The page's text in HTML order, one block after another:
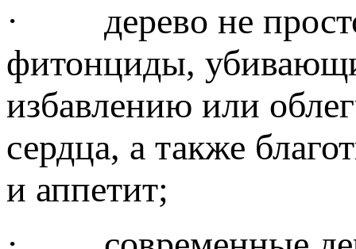
· дерево не просто
фитонциды,
избавлению или
сердца, а также
и аппетит;